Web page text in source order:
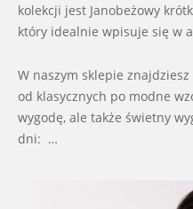
kolekcji jest Janobeżowy
który idealnie wpisuje się w
W naszym sklepie
od klasycznych po modne
wygodę, ale także świetny
dni: …